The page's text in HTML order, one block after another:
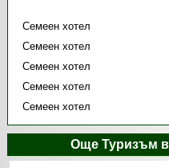
Семеен хотел
Семеен хотел
Семеен хотел
Семеен хотел
Семеен хотел
Още Туризъм в